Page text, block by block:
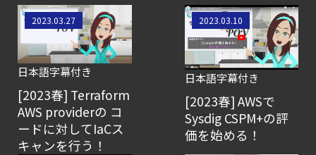
2026
年に脅威の状況を根本から変えた
4 つの側面
CTEMとは何か｜
攻撃者視点でクラウドの弱点を可視化する新
2023.03.27
日本語字幕付き
[2023春] Terraform
AWS providerの コ
ードに対してIaCス
キャンを行う！
2023.03.10
日本語字幕付き
[2023春] AWSで
Sysdig CSPM+の評
価を始める！